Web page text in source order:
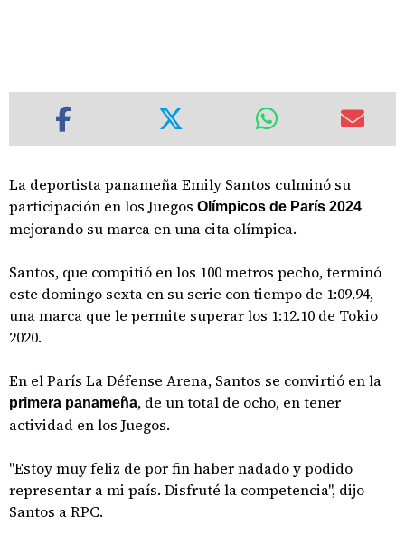
La deportista panameña Emily Santos culminó su
participación en los Juegos Olímpicos de París 2024
mejorando su marca en una cita olímpica.
Santos, que compitió en los 100 metros pecho, terminó
este domingo sexta en su serie con tiempo de 1:09.94,
una marca que le permite superar los 1:12.10 de Tokio
2020.
En el París La Défense Arena, Santos se convirtió en la
primera panameña, de un total de ocho, en tener
actividad en los Juegos.
"Estoy muy feliz de por fin haber nadado y podido
representar a mi país. Disfruté la competencia", dijo
Santos a RPC.